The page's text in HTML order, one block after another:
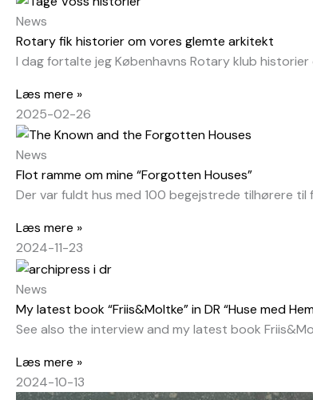
News
Rotary fik historier om vores glemte arkitekt
I dag fortalte jeg Københavns Rotary klub
Læs mere »
2025-02-26
News
Flot ramme om mine “Forgotten Houses”
Der var fuldt hus med 100 begejstrede tilhørere til
Læs mere »
2024-11-23
News
My latest book “Friis&Moltke” in DR “Huse med
See also the interview and my latest book
Læs mere »
2024-10-13